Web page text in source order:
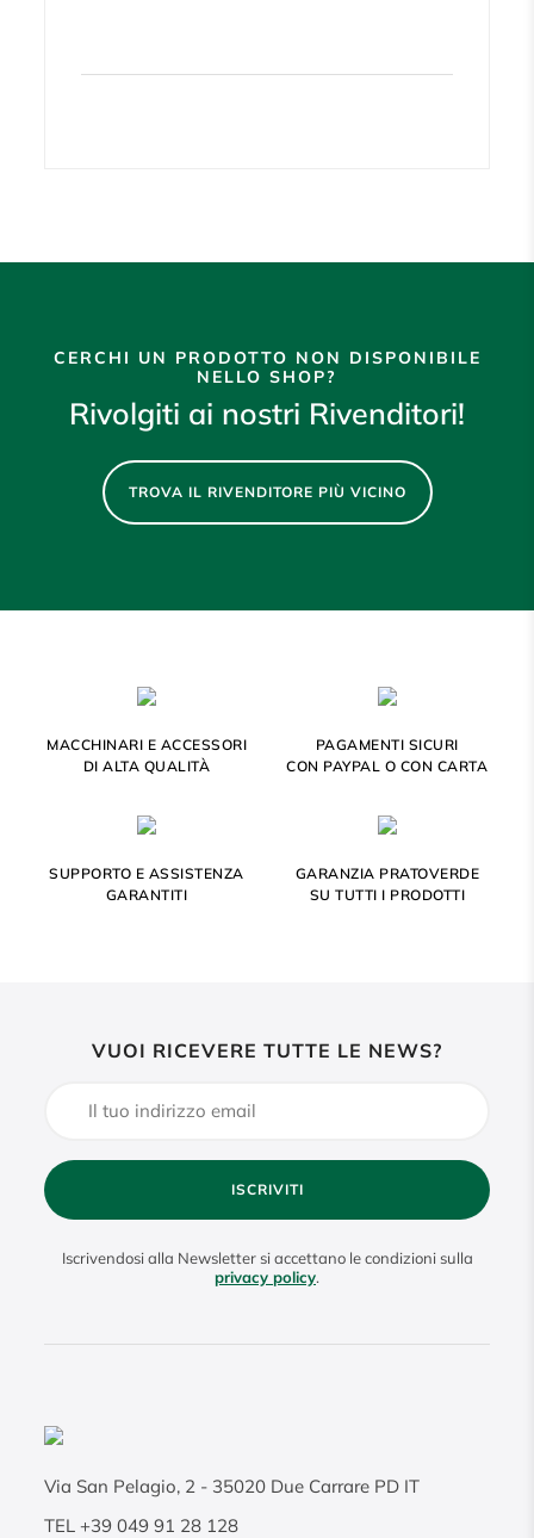
CERCHI UN PRODOTTO NON DISPONIBILE
NELLO SHOP?
Rivolgiti ai nostri Rivenditori!
TROVA IL RIVENDITORE PIÙ VICINO
MACCHINARI E ACCESSORI
DI ALTA QUALITÀ
PAGAMENTI SICURI
CON PAYPAL O CON CARTA
SUPPORTO E ASSISTENZA
GARANTITI
GARANZIA PRATOVERDE
SU TUTTI I PRODOTTI
VUOI RICEVERE TUTTE LE NEWS?
ISCRIVITI
Iscrivendosi alla Newsletter si accettano le condizioni sulla
privacy policy.
Via San Pelagio, 2 - 35020 Due Carrare PD IT
TEL+39 049 91 28 128